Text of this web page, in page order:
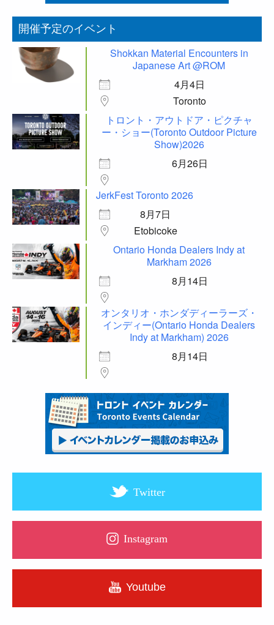
開催予定のイベント
Shokkan Material Encounters in
Japanese Art @ROM
4月4日
Toronto
トロント・アウトドア・ピクチャ
ー・ショー(Toronto Outdoor Picture
Show)2026
6月26日
JerkFest Toronto 2026
8月7日
Etobicoke
Ontario Honda Dealers Indy at
Markham 2026
8月14日
オンタリオ・ホンダディーラーズ・
インディー(Ontario Honda Dealers
Indy at Markham) 2026
8月14日
Twitter
Instagram
Youtube